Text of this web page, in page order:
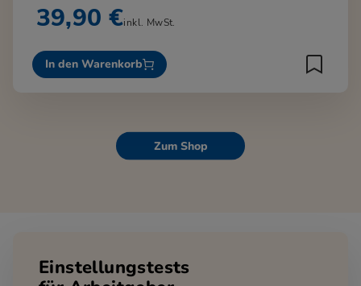
39,90 €inkl. MwSt.
In den Warenkorb
Zum Shop
Einstellungstests